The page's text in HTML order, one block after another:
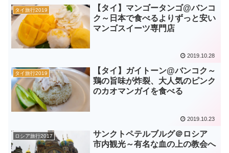
タイ旅行2019
【タイ】マンゴータンゴ@バンコ
ク～日本で食べるよりずっと安い
マンゴスイーツ専門店
2019.10.28
タイ旅行2019
【タイ】ガイトーン@バンコク～
鶏の旨味が炸裂、大人気のピンク
のカオマンガイを食べる
2019.10.23
ロシア旅行2017
サンクトペテルブルグ＠ロシア
市内観光～有名な血の上の教会へ